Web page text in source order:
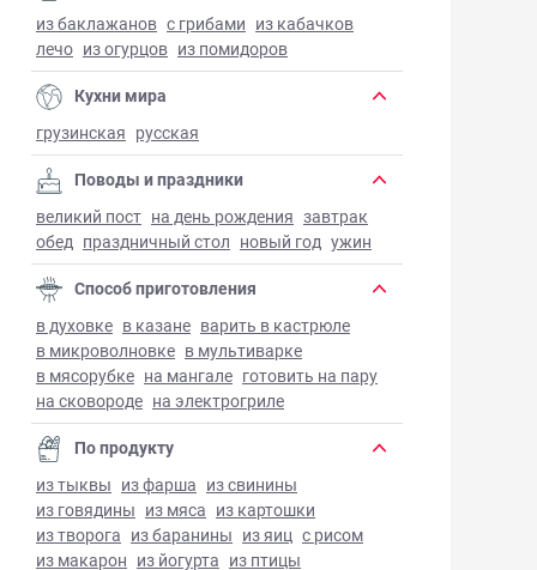
из баклажанов с грибами из кабачков
лечо из огурцов из помидоров
Кухни мира
грузинская русская
Поводы и праздники
великий пост на день рождения завтрак
обед праздничный стол новый год ужин
Способ приготовления
в духовке в казане варить в кастрюле
в микроволновке в мультиварке
в мясорубке на мангале готовить на пару
на сковороде на электрогриле
По продукту
из тыквы из фарша из свинины
из говядины из мяса из картошки
из творога из баранины из яиц с рисом
из макарон из йогурта из птицы